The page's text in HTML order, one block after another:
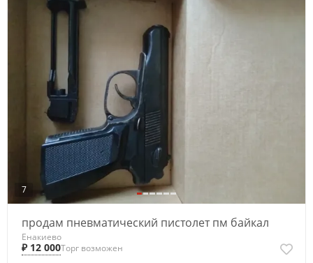
7
продам пневматический пистолет пм байкал
Енакиево
₽ 12 000Торг возможен